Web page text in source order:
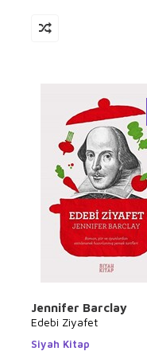
Jennifer Barclay
Edebi Ziyafet
Siyah Kitap